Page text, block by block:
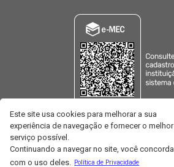
Este site usa cookies para melhorar a sua
experiência de navegação e fornecer o melhor
serviço possível.
Continuando a navegar no site, você concorda
com o uso deles.
Política de Privacidade
TV WEB UNIP /uniplansuafaculdade